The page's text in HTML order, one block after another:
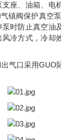
座、油箱、电
镇阀保护真空
时防止真空油
冷方式，冷却
气口采用GUO